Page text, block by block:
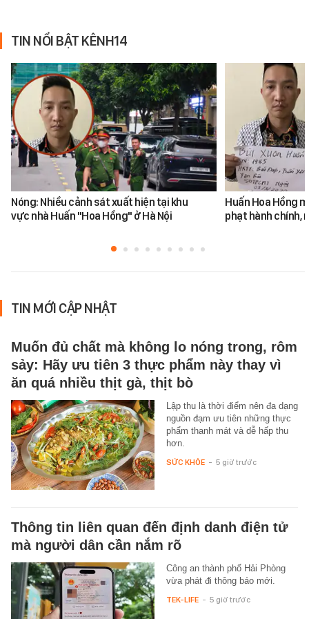
TIN NỔI BẬT KÊNH14
Nóng: Nhiều cảnh sát xuất hiện tại khu
vực nhà Huấn "Hoa Hồng" ở Hà Nội
Huấn Hoa Hồng
phạt hành chính,
TIN MỚI CẬP NHẬT
Muốn đủ chất mà không lo nóng trong, rôm
sảy: Hãy ưu tiên 3 thực phẩm này thay vì
ăn quá nhiều thịt gà, thịt bò
Lập thu là thời điểm nên đa dạng
nguồn đạm ưu tiên những thực
phẩm thanh mát và dễ hấp thu
hơn.
SỨC KHỎE - 5 giờ trước
Thông tin liên quan đến định danh điện tử
mà người dân cần nắm rõ
Công an thành phố Hải Phòng
vừa phát đi thông báo mới.
TEK-LIFE - 5 giờ trước